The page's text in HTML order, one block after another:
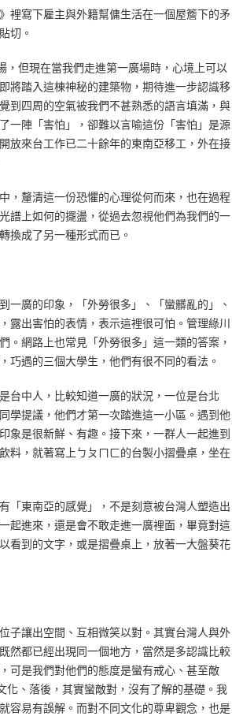
裡寫下雇主與外籍幫傭生活在一個屋簷下的矛
切。
但現在當我們走進第一廣場時，心境上可以
將踏入這棟神秘的建築物，期待進一步認識移
到四周的空氣被我們不甚熟悉的語言填滿，與
一陣「害怕」，卻難以言喻這份「害怕」是源
放來台工作已二十餘年的東南亞移工，外在接
，釐清這一份恐懼的心理從何而來，也在過程
譜上如何的擺盪，從過去忽視他們為我們的一
換成了另一種形式而已。
廣的印象，「外勞很多」、「蠻髒亂的」、
露出害怕的表情，表示這裡很可怕。管理綠川
。網路上也常見「外勞很多」這一類的答案，
巧遇的三個大學生，他們有很不同的看法。
台中人，比較知道一廣的狀況，一位是台北
學提議，他們才第一次踏進這一小區。遇到他
象是很新鮮、有趣。接下來，一群人一起進到
料，就著寫上ㄅㄆㄇㄈ的台製小摺疊桌，坐在
「東南亞的感覺」，不是刻意被台灣人塑造出
起進來，還是會不敢走進一廣裡面，畢竟對這
看到的文字，或是摺疊桌上，放著一大盤葵花
子讓出空間、互相微笑以對。其實台灣人與外
然都已經出現同一個地方，當然是多認識比較
可是我們對他們的態度是蠻有戒心、甚至敵
、落後，其實蠻敵對，沒有了解的基礎。我
容易有誤解。而對不同文化的尊卑觀念，也是